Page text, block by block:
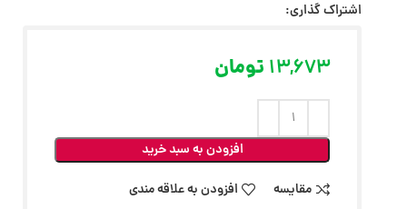
اشتراک گذاری:
13,673 تومان
افزودن به سبد خرید
مقایسه
افزودن به علاقه مندی